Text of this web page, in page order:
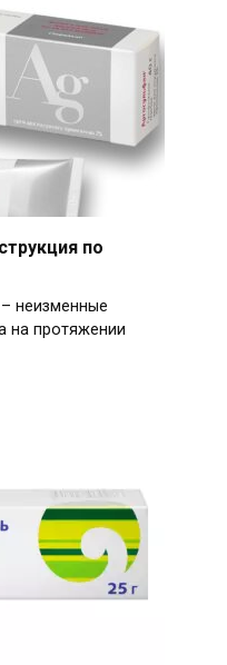
по
неизменные
на протяжении